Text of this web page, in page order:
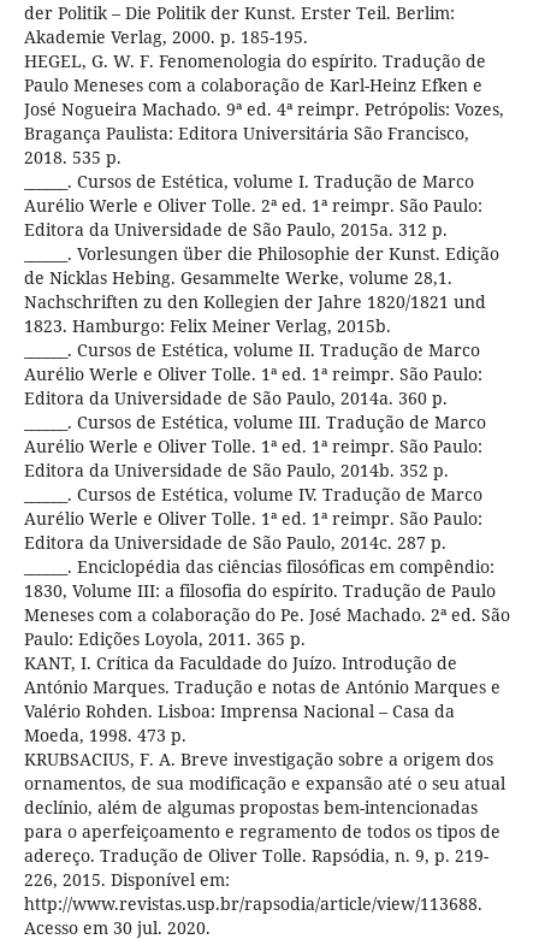
der Politik – Die Politik der Kunst. Erster Teil. Berlim:
Akademie Verlag, 2000. p. 185-195.
HEGEL, G. W. F. Fenomenologia do espírito. Tradução de
Paulo Meneses com a colaboração de Karl-Heinz Efken e
José Nogueira Machado. 9ª ed. 4ª reimpr. Petrópolis: Vozes,
Bragança Paulista: Editora Universitária São Francisco,
2018. 535 p.
______. Cursos de Estética, volume I. Tradução de Marco
Aurélio Werle e Oliver Tolle. 2ª ed. 1ª reimpr. São Paulo:
Editora da Universidade de São Paulo, 2015a. 312 p.
______. Vorlesungen über die Philosophie der Kunst. Edição
de Nicklas Hebing. Gesammelte Werke, volume 28,1.
Nachschriften zu den Kollegien der Jahre 1820/1821 und
1823. Hamburgo: Felix Meiner Verlag, 2015b.
______. Cursos de Estética, volume II. Tradução de Marco
Aurélio Werle e Oliver Tolle. 1ª ed. 1ª reimpr. São Paulo:
Editora da Universidade de São Paulo, 2014a. 360 p.
______. Cursos de Estética, volume III. Tradução de Marco
Aurélio Werle e Oliver Tolle. 1ª ed. 1ª reimpr. São Paulo:
Editora da Universidade de São Paulo, 2014b. 352 p.
______. Cursos de Estética, volume IV. Tradução de Marco
Aurélio Werle e Oliver Tolle. 1ª ed. 1ª reimpr. São Paulo:
Editora da Universidade de São Paulo, 2014c. 287 p.
______. Enciclopédia das ciências filosóficas em compêndio:
1830, Volume III: a filosofia do espírito. Tradução de Paulo
Meneses com a colaboração do Pe. José Machado. 2ª ed. São
Paulo: Edições Loyola, 2011. 365 p.
KANT, I. Crítica da Faculdade do Juízo. Introdução de
António Marques. Tradução e notas de António Marques e
Valério Rohden. Lisboa: Imprensa Nacional – Casa da
Moeda, 1998. 473 p.
KRUBSACIUS, F. A. Breve investigação sobre a origem dos
ornamentos, de sua modificação e expansão até o seu atual
declínio, além de algumas propostas bem-intencionadas
para o aperfeiçoamento e regramento de todos os tipos de
adereço. Tradução de Oliver Tolle. Rapsódia, n. 9, p. 219-
226, 2015. Disponível em:
http://www.revistas.usp.br/rapsodia/article/view/113688.
Acesso em 30 jul. 2020.